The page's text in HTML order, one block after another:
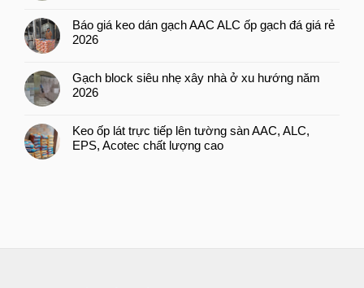
Báo giá keo dán gạch AAC ALC ốp gạch đá giá rẻ
2026
Gạch block siêu nhẹ xây nhà ở xu hướng năm
2026
Keo ốp lát trực tiếp lên tường sàn AAC, ALC,
EPS, Acotec chất lượng cao